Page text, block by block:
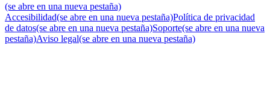
(se abre en una nueva pestaña)
Accesibilidad(se abre en una nueva pestaña)Política de privacidad
de datos(se abre en una nueva pestaña)Soporte(se abre en una nueva
pestaña)Aviso legal(se abre en una nueva pestaña)